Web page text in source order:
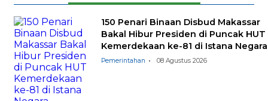
150 Penari Binaan Disbud Makassar
Bakal Hibur Presiden di Puncak HUT
Kemerdekaan ke-81 di Istana Negara
Pemerintahan 08 Agustus 2026